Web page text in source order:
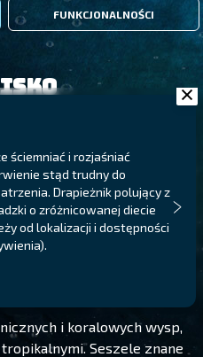
FUNKCJONALNOŚCI
ściemniać i rozjaśniać
stąd trudny do
Drapieżnik polujący z
o zróżnicowanej diecie
od lokalizacji i dostępności
i koralowych wysp,
Seszele znane